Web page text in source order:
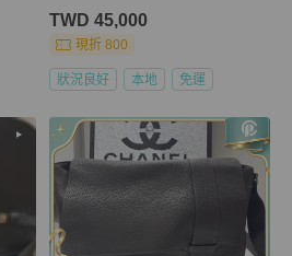
TWD 45,000
現折 800
狀況良好 本地 免運